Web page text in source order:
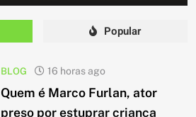
Popular
BLOG 16 horas ago
Quem é Marco Furlan, ator
preso por estuprar criança